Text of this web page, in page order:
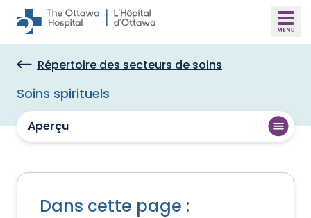
Skip to main content
Répertoire des secteurs de soins
Soins spirituels
Aperçu
Dans cette page :